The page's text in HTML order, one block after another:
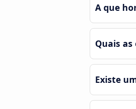
A que
Quais
Existe